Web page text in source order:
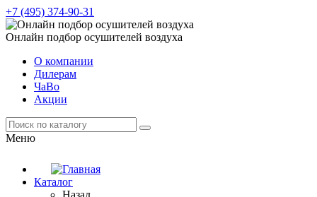
+7 (495) 374-90-31
Онлайн подбор осушителей воздуха
О компании
Дилерам
ЧаВо
Акции
Меню
Каталог
Назад